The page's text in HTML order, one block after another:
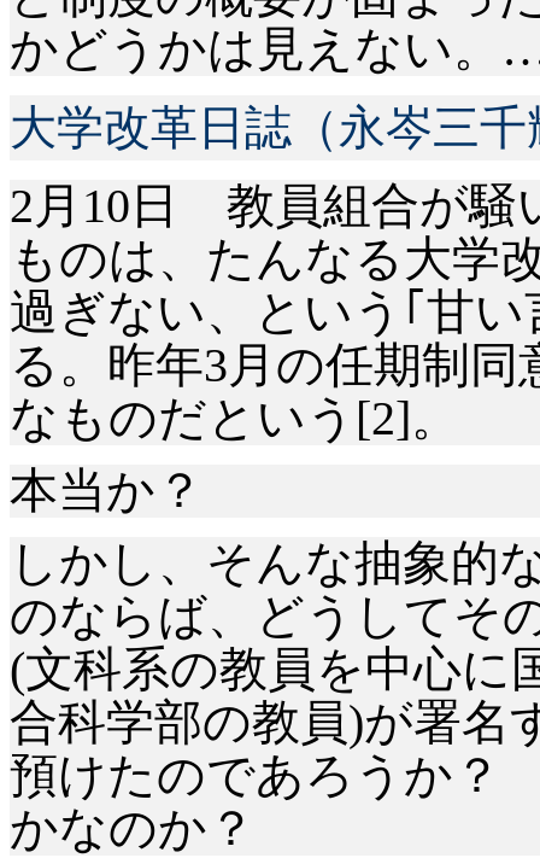
かどうかは見えない
大学改革日誌（永岑三
2月10日 教員組合が騒
ものは、たんなる大学
過ぎない、という｢甘
る。昨年3月の任期制
なものだという[2]。
本当か？
しかし、そんな抽象的
のならば、どうしてそ
(文科系の教員を中心に
合科学部の教員)が署名
預けたのであろうか？
かなのか？